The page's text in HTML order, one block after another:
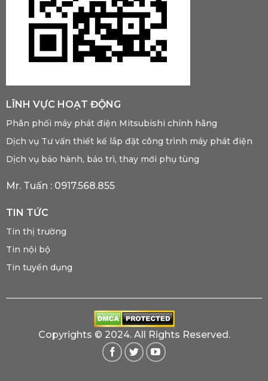
LĨNH VỰC HOẠT ĐỘNG
Phân phối máy phát điện Mitsubishi chính hãng
Dịch vụ Tư vấn thiết kế lắp đặt công trình máy phát điện
Dịch vụ bảo hành, bảo trì, thay mới phụ tùng
Mr. Tuấn : 0917.568.855
TIN TỨC
Tin thị trường
Tin nội bộ
Tin tuyển dụng
Copyrights © 2024. All Rights Reserved.